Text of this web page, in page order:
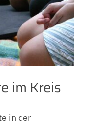
im Kreis
in der